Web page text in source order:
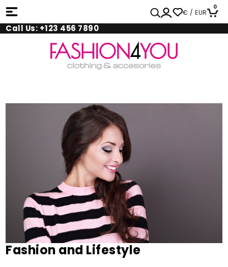
€ / EUR
0
Call Us: +123 456 7890
Fashion and Lifestyle